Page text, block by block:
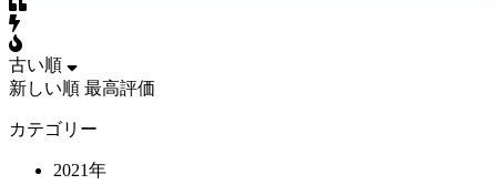
古い順
新しい順 最高評価
カテゴリー
2021年